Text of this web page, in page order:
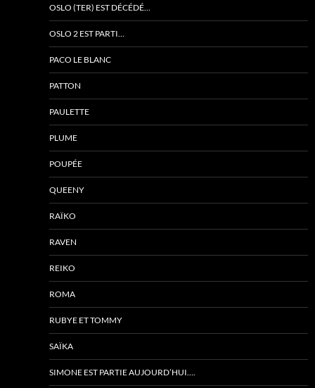
OSLO (TER) EST DÉCÉDÉ…
OSLO 2 EST PARTI…
PACO LE BLANC
PATTON
PAULETTE
PLUME
POUPÉE
QUEENY
RAÏKO
RAVEN
REIKO
ROMA
RUBYE ET TOMMY
SAÏKA
SIMONE EST PARTIE AUJOURD’HUI….